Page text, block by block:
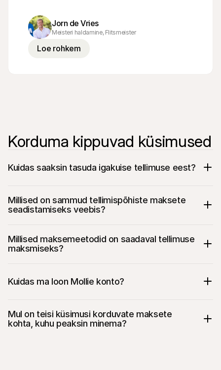
Jorn de Vries
Meisteri haldamine, Flitsmeister
Loe rohkem
Korduma kippuvad küsimused
Kuidas saaksin tasuda igakuise tellimuse eest?
Millised on sammud tellimispõhiste maksete
seadistamiseks veebis?
Vali makseprotsessor
neil on kõik vajalikud funktsioonid ja
Integreeri makseprotsessor oma
Millised maksemeetodid on saadaval tellimuse
maksmiseks?
Kuidas ma loon Mollie konto?
Mul on teisi küsimusi korduvate maksete
kohta, kuhu peaksin minema?